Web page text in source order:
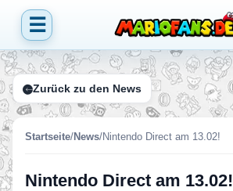
☰
Zurück zu den News
Startseite/News/Nintendo Direct am 13.02!
Nintendo Direct am 13.02!